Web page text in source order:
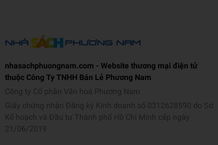
h
liệ
u
M
à
u
sắ
12 màu
nhasachphuongnam.com - Website thương mại điện tử
thuộc Công Ty TNHH Bán Lẻ Phương Nam
Công ty Cổ phần Văn hoá Phương Nam
Giấy chứng nhận Đăng ký Kinh doanh số 0312628590 do Sở
Kế hoạch và Đầu tư Thành phố Hồ Chí Minh cấp ngày
21/06/2019